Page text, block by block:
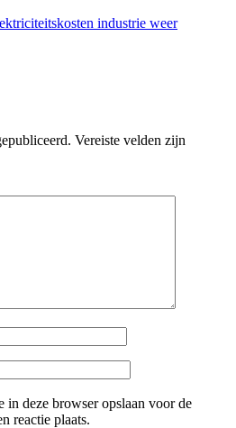
industrie weer
Vereiste velden zijn
in deze browser opslaan voor de
reactie plaats.